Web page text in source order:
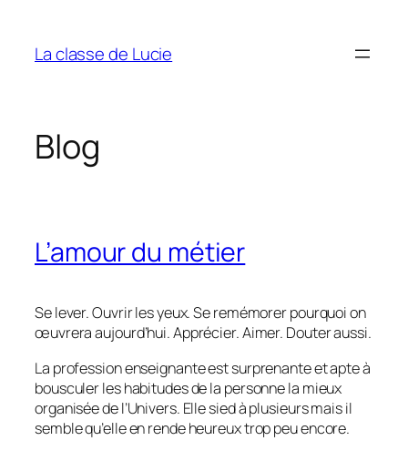
contenu
La classe de Lucie
Blog
L’amour du métier
Se lever. Ouvrir les yeux. Se remémorer pourquoi on
œuvrera aujourd’hui. Apprécier. Aimer. Douter aussi.
La profession enseignante est surprenante et apte à
bousculer les habitudes de la personne la mieux
organisée de l’Univers. Elle sied à plusieurs mais il
semble qu’elle en rende heureux trop peu encore.